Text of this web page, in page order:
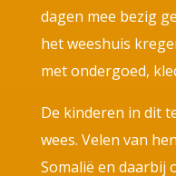
dagen mee bezig
het weeshuis
met ondergoed,
De kinderen in dit
wees. Velen van
Somalië en daarbij